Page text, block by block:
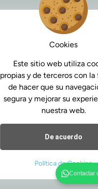
Contactar
Cookies
Este sitio web utiliza
propias y de terceros con la
de hacer que su
segura y mejorar su
nuestra web.
De acuerdo
Política de Cookies